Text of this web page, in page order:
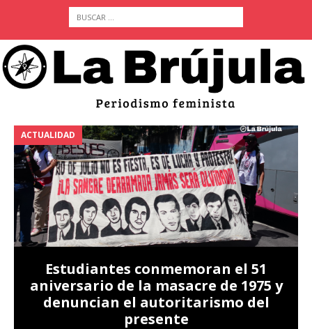
ACTUALIDAD
Estudiantes conmemoran el 51
aniversario de la masacre de 1975 y
denuncian el autoritarismo del
presente